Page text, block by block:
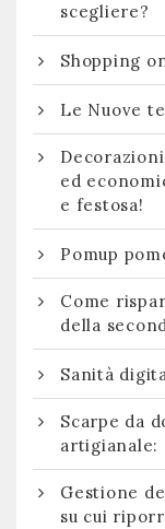
scegliere?
Shopping
Le Nuove
ed
e festosa!
Pomup
Come
della
Sanità
Scarpe da
Gestione
su cui